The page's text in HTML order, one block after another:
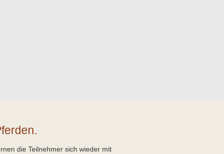
die Teilnehmer sich wieder mit